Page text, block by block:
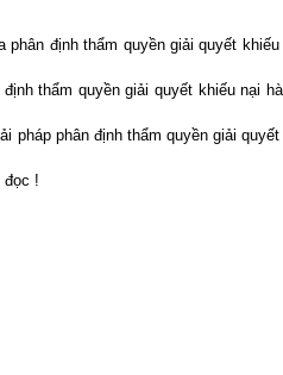
định thẩm quyền giải quyết
thẩm quyền giải quyết khiếu nại
pháp phân định thẩm quyền giải
đọc !